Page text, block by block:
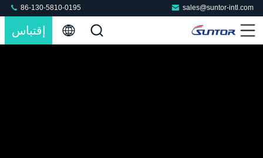
sales@suntor-intl.com
86-130-5810-0195
إقتباس